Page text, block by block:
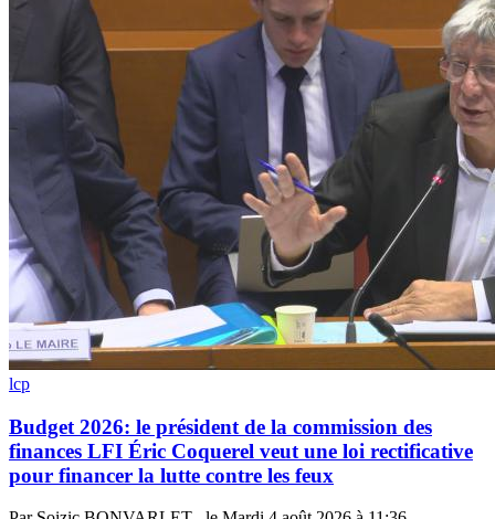
lcp
Budget 2026: le président de la commission des
finances LFI Éric Coquerel veut une loi rectificative
pour financer la lutte contre les feux